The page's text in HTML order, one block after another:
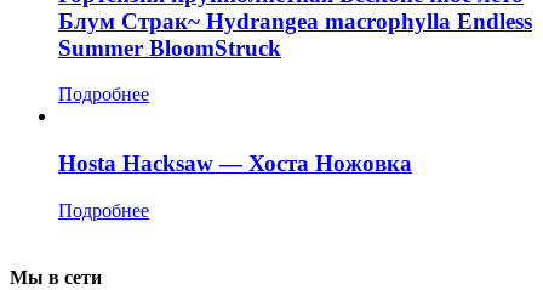
Блум Страк~ Hydrangea macrophylla Endless
Summer BloomStruck
Подробнее
Hosta Hacksaw — Хоста Ножовка
Подробнее
Мы в сети